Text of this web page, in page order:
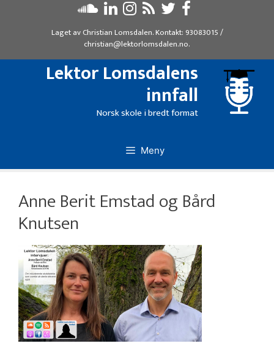
Laget avChristian Lomsdalen. Kontakt: 93083015/
christian@lektorlomsdalen.no.
Lektor Lomsdalens
innfall
Norsk skole i bredt format
Meny
Anne Berit Emstad og Bård
Knutsen